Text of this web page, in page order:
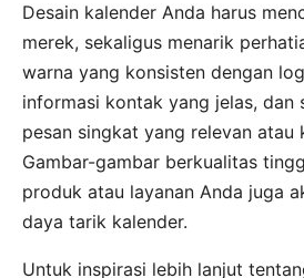
Desain kalender Anda harus
merek, sekaligus menarik
warna yang konsisten dengan
informasi kontak yang jelas, dan
pesan singkat yang relevan atau
Gambar-gambar berkualitas
produk atau layanan Anda juga
daya tarik kalender.
Untuk inspirasi lebih lanjut